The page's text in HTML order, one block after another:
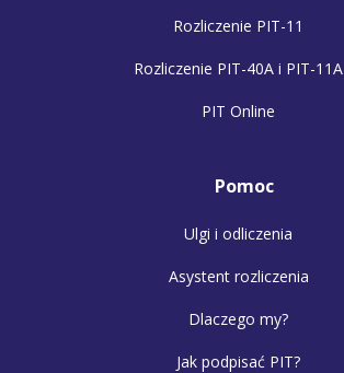
Rozliczenie PIT-11
Rozliczenie PIT-40A i PIT-11A
PIT Online
Pomoc
Ulgi i odliczenia
Asystent rozliczenia
Dlaczego my?
Jak podpisać PIT?